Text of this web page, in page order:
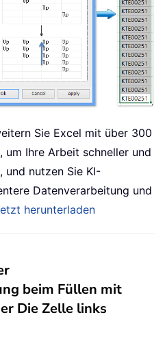
Sie Excel mit über 300
um Ihre Arbeit schneller und
und nutzen Sie KI-
Datenverarbeitung und
herunterladen
beim Füllen mit
Die Zelle links